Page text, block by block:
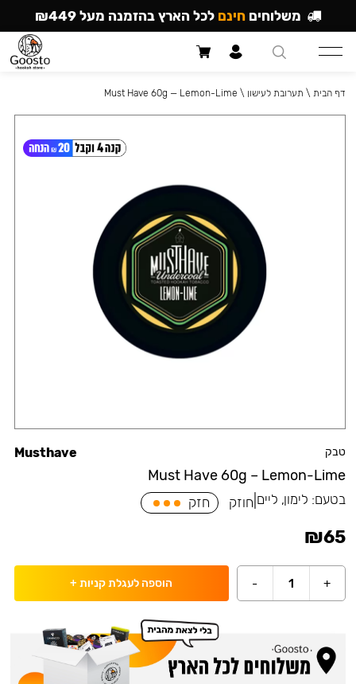
טבק
Must Have 60g – Lemon-Lime
Musthave
בטעם: לימון, ליים חוזק חזק
₪65
+
1
- הוספה לעגלת קניות +
דף הבית \ תערובת לעישון \
Must Have 60g — Lemon-Lime
משלוחים חינם לכל הארץ בהזמנה מעל ₪449